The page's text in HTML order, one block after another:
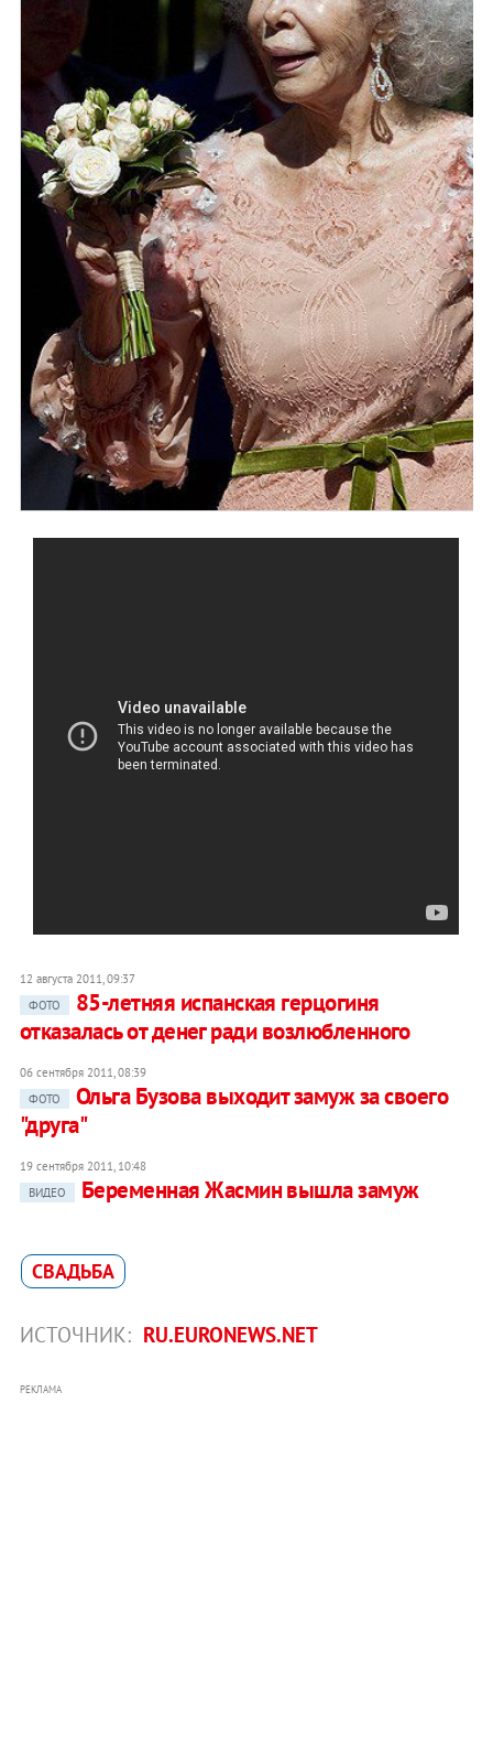
12 августа 2011, 09:37
ФОТО
85-летняя испанская герцогиня
отказалась от денег ради возлюбленного
06 сентября 2011, 08:39
ФОТО
Ольга Бузова выходит замуж за своего
"друга"
19 сентября 2011, 10:48
ВИДЕО
Беременная Жасмин вышла замуж
СВАДЬБА
ИСТОЧНИК: RU.EURONEWS.NET
РЕКЛАМА